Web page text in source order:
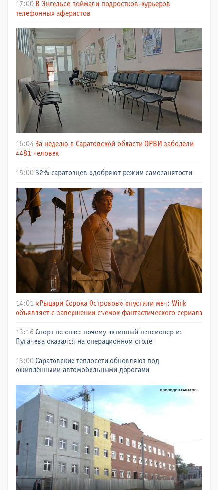
17:00 В Энгельсе поймали подростков-курьеров
телефонных аферистов
16:04 За неделю в Саратовской области ОРВИ заболели
4481 человек
15:00 32% саратовцев одобряют режим самозанятости
14:01 «Рыцари Сорока Островов» опустили меч: Wink
объявляет о завершении съемок фантастического сериала
13:16 Спорт не спас: почему активный пенсионер из
Пугачева оказался на операционном столе
13:00 Саратовские теплосети обновляют под
оживлёнными автомобильными дорогами